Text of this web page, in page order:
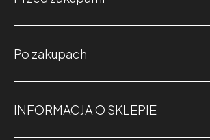
Po zakupach
INFORMACJA O SKLEPIE